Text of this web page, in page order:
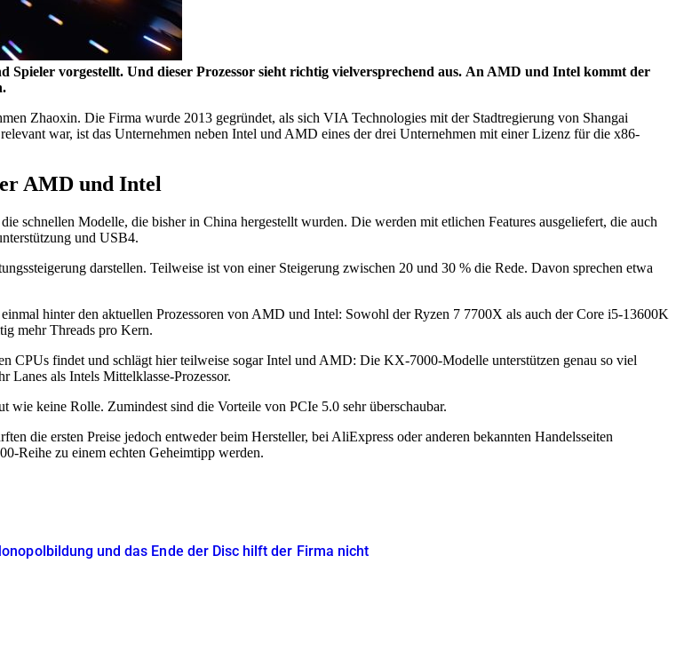
vorgestellt. Und dieser Prozessor sieht richtig vielversprechend aus. An AMD und Intel kommt der
Zhaoxin. Die Firma wurde 2013 gegründet, als sich VIA Technologies mit der Stadtregierung von Shangai
war, ist das Unternehmen neben Intel und AMD eines der drei Unternehmen mit einer Lizenz für die x86-
AMD und Intel
schnellen Modelle, die bisher in China hergestellt wurden. Die werden mit etlichen Features ausgeliefert, die auch
und USB4.
darstellen. Teilweise ist von einer Steigerung zwischen 20 und 30 % die Rede. Davon sprechen etwa
hinter den aktuellen Prozessoren von AMD und Intel: Sowohl der Ryzen 7 7700X als auch der Core i5-13600K
mehr Threads pro Kern.
CPUs findet und schlägt hier teilweise sogar Intel und AMD: Die KX-7000-Modelle unterstützen genau so viel
Lanes als Intels Mittelklasse-Prozessor.
keine Rolle. Zumindest sind die Vorteile von PCIe 5.0 sehr überschaubar.
die ersten Preise jedoch entweder beim Hersteller, bei AliExpress oder anderen bekannten Handelsseiten
Reihe zu einem echten Geheimtipp werden.
und das Ende der Disc hilft der Firma nicht